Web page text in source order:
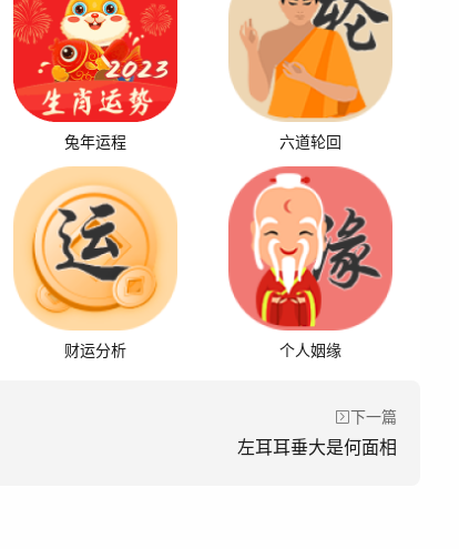
兔年运程 六道轮回
财运分析 个人姻缘
下一篇
左耳耳垂大是何面相